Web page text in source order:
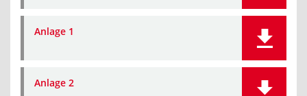
Anlage 1
Anlage 2